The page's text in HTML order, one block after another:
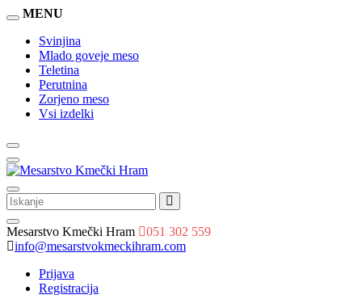
MENU
Svinjina
Mlado goveje meso
Teletina
Perutnina
Zorjeno meso
Vsi izdelki
Mesarstvo Kmečki Hram
051 302 559
info@mesarstvokmeckihram.com
Prijava
Registracija